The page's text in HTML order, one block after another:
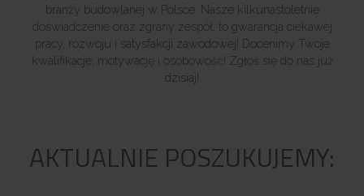
branży budowlanej w Polsce. Nasze kilkunastoletnie
doświadczenie oraz zgrany zespół, to gwarancja ciekawej
pracy, rozwoju i satysfakcji zawodowej! Docenimy Twoje
kwalifikacje, motywację i osobowość! Zgłoś się do nas już
dzisiaj!
AKTUALNIE POSZUKUJEMY: